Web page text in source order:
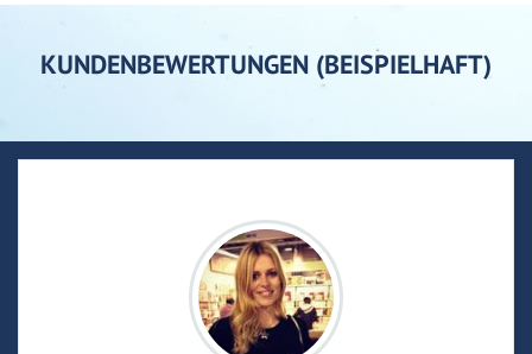
KUNDENBEWERTUNGEN (BEISPIELHAFT)